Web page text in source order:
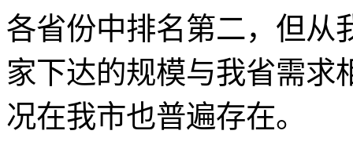
各省份中排名第二，但从
家下达的规模与我省需求
况在我市也普遍存在。